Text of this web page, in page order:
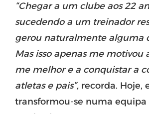
“Chegar a um clube aos 22
sucedendo a um treinador
gerou naturalmente alguma
Mas isso apenas me motivou
me melhor e a conquistar a
atletas e pais”, recorda. Hoje,
transformou-se numa equipa